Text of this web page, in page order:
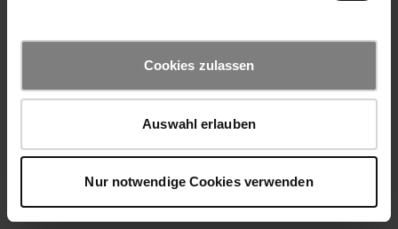
Cookies zulassen
Auswahl erlauben
Nur notwendige Cookies verwenden